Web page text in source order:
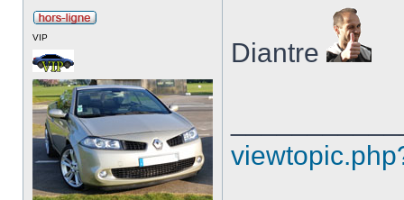
VIP
Diantre